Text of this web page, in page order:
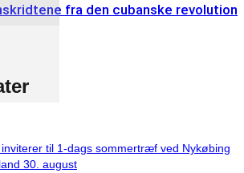
fra den cubanske revolution
inviterer til 1-dags sommertræf ved Nykøbing
30. august